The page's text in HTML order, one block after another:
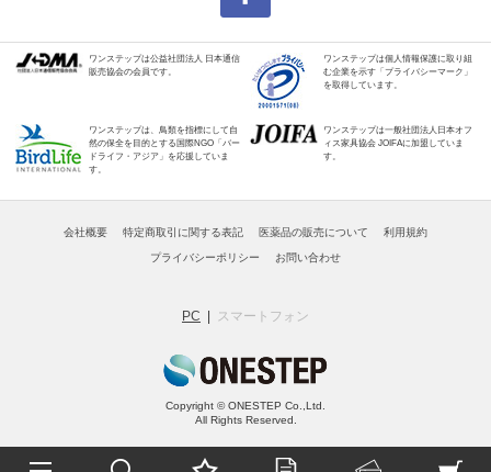
ワンステップは公益社団法人 日本通信
販売協会の会員です。
ワンステップは個人情報保護に取り組
む企業を示す「プライバシーマーク」
を取得しています。
ワンステップは、鳥類を指標にして自
然の保全を目的とする国際NGO「バー
ドライフ・アジア」を応援していま
す。
ワンステップは一般社団法人日本オフ
ィス家具協会 JOIFAに加盟していま
す。
会社概要 特定商取引に関する表記 医薬品の販売について 利用規約
プライバシーポリシー お問い合わせ
PC スマートフォン
Copyright © ONESTEP Co.,Ltd.
All Rights Reserved.